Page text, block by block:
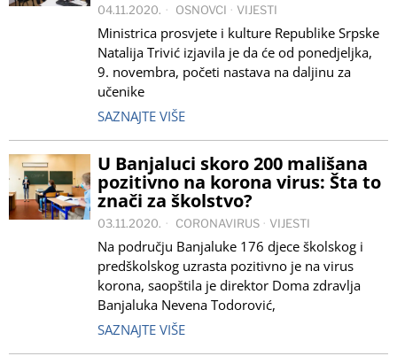
04.11.2020. OSNOVCI · VIJESTI
Ministrica prosvjete i kulture Republike Srpske
Natalija Trivić izjavila je da će od ponedjeljka,
9. novembra, početi nastava na daljinu za
učenike
SAZNAJTE VIŠE
U Banjaluci skoro 200 mališana
pozitivno na korona virus: Šta to
znači za školstvo?
03.11.2020. CORONAVIRUS · VIJESTI
Na području Banjaluke 176 djece školskog i
predškolskog uzrasta pozitivno je na virus
korona, saopštila je direktor Doma zdravlja
Banjaluka Nevena Todorović,
SAZNAJTE VIŠE